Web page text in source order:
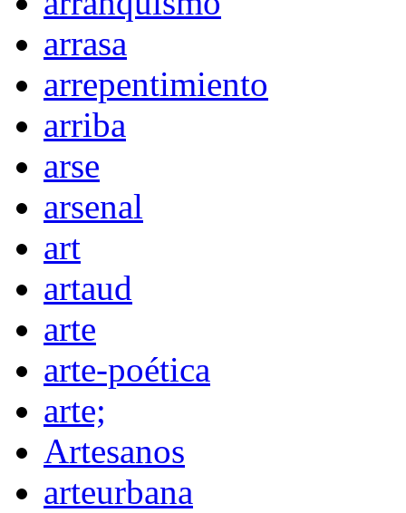
arrasa
arrepentimiento
arriba
arse
arsenal
art
artaud
arte
arte-poética
arte;
Artesanos
arteurbana